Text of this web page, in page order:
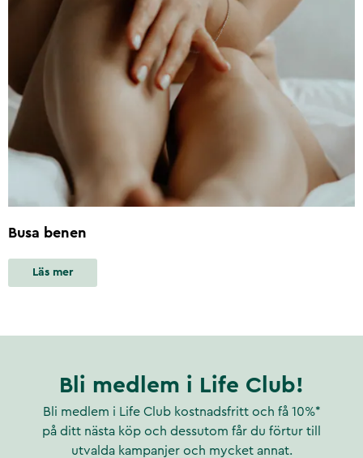
Busa benen
Läs mer
Bli medlem i Life Club!
Bli medlem i Life Club kostnadsfritt och få 10%*
på ditt nästa köp och dessutom får du förtur till
utvalda kampanjer och mycket annat.